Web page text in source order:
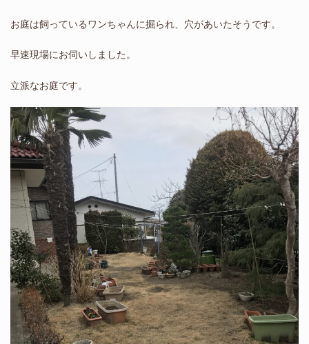
お庭は飼っているワンちゃんに掘られ、穴があいたそうです。
早速現場にお伺いしました。
立派なお庭です。